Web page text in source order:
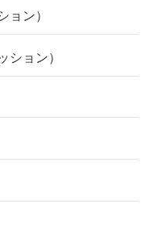
ョン）
ション）